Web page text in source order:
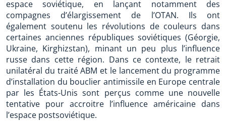
espace soviétique, en lançant notamment des
compagnes d’élargissement de l’OTAN. Ils ont
également soutenu les révolutions de couleurs dans
certaines anciennes républiques soviétiques (Géorgie,
Ukraine, Kirghizstan), minant un peu plus l’influence
russe dans cette région. Dans ce contexte, le retrait
unilatéral du traité ABM et le lancement du programme
d’installation du bouclier antimissile en Europe centrale
par les États-Unis sont perçus comme une nouvelle
tentative pour accroitre l’influence américaine dans
l’espace postsoviétique.